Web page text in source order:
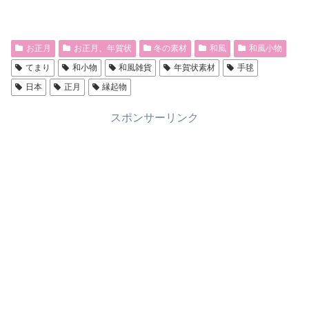
お正月 お正月、年賀状 冬の素材 和風
和風小物
てまり
和小物 和風雑貨 年賀状素材
手毬
日本
正月 縁起物
スポンサーリンク